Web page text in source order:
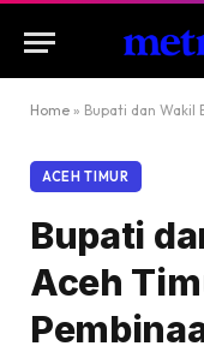
Home » Bupati dan Wakil Bupati Aceh
ACEH TIMUR
Bupati
Aceh